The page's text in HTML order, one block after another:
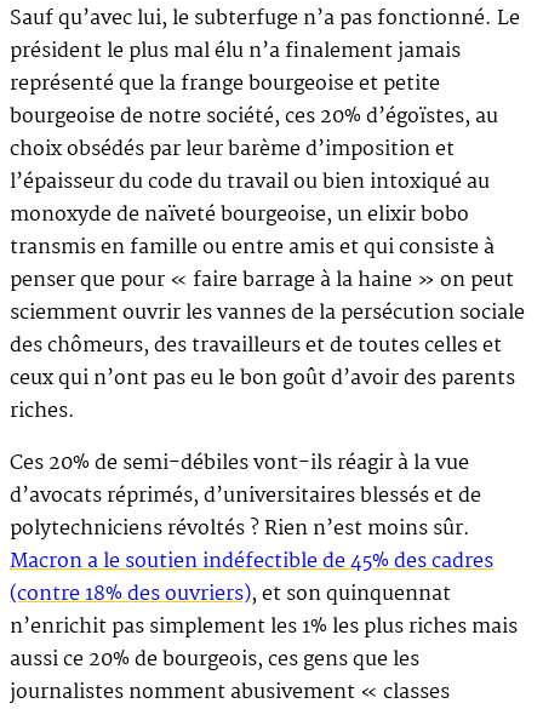
Sauf qu’avec lui, le subterfuge n’a pas fonctionné. Le
président le plus mal élu n’a finalement jamais
représenté que la frange bourgeoise et petite
bourgeoise de notre société, ces 20% d’égoïstes, au
choix obsédés par leur barème d’imposition et
l’épaisseur du code du travail ou bien intoxiqué au
monoxyde de naïveté bourgeoise, un elixir bobo
transmis en famille ou entre amis et qui consiste à
penser que pour « faire barrage à la haine » on peut
sciemment ouvrir les vannes de la persécution sociale
des chômeurs, des travailleurs et de toutes celles et
ceux qui n’ont pas eu le bon goût d’avoir des parents
riches.
Ces 20% de semi-débiles vont-ils réagir à la vue
d’avocats réprimés, d’universitaires blessés et de
polytechniciens révoltés ? Rien n’est moins sûr.
Macron a le soutien indéfectible de 45% des cadres
(contre 18% des ouvriers), et son quinquennat
n’enrichit pas simplement les 1% les plus riches mais
aussi ce 20% de bourgeois, ces gens que les
journalistes nomment abusivement « classes